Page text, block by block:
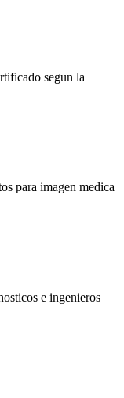
segun la
para imagen medica
e ingenieros